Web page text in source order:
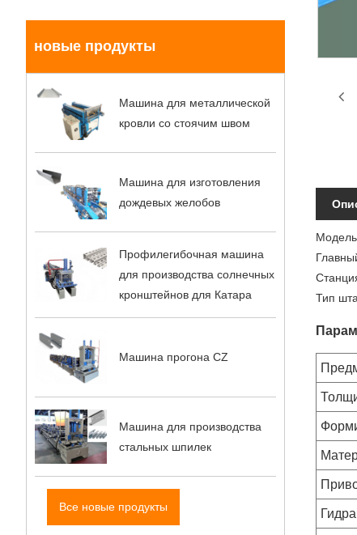
новые продукты
Машина для металлической
кровли со стоячим швом
Машина для изготовления
дождевых желобов
Профилегибочная машина
для производства солнечных
кронштейнов для Катара
Машина прогона CZ
Машина для производства
стальных шпилек
Все новые продукты
Тип